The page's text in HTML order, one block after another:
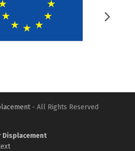
- All Rights Reserved
Displacement